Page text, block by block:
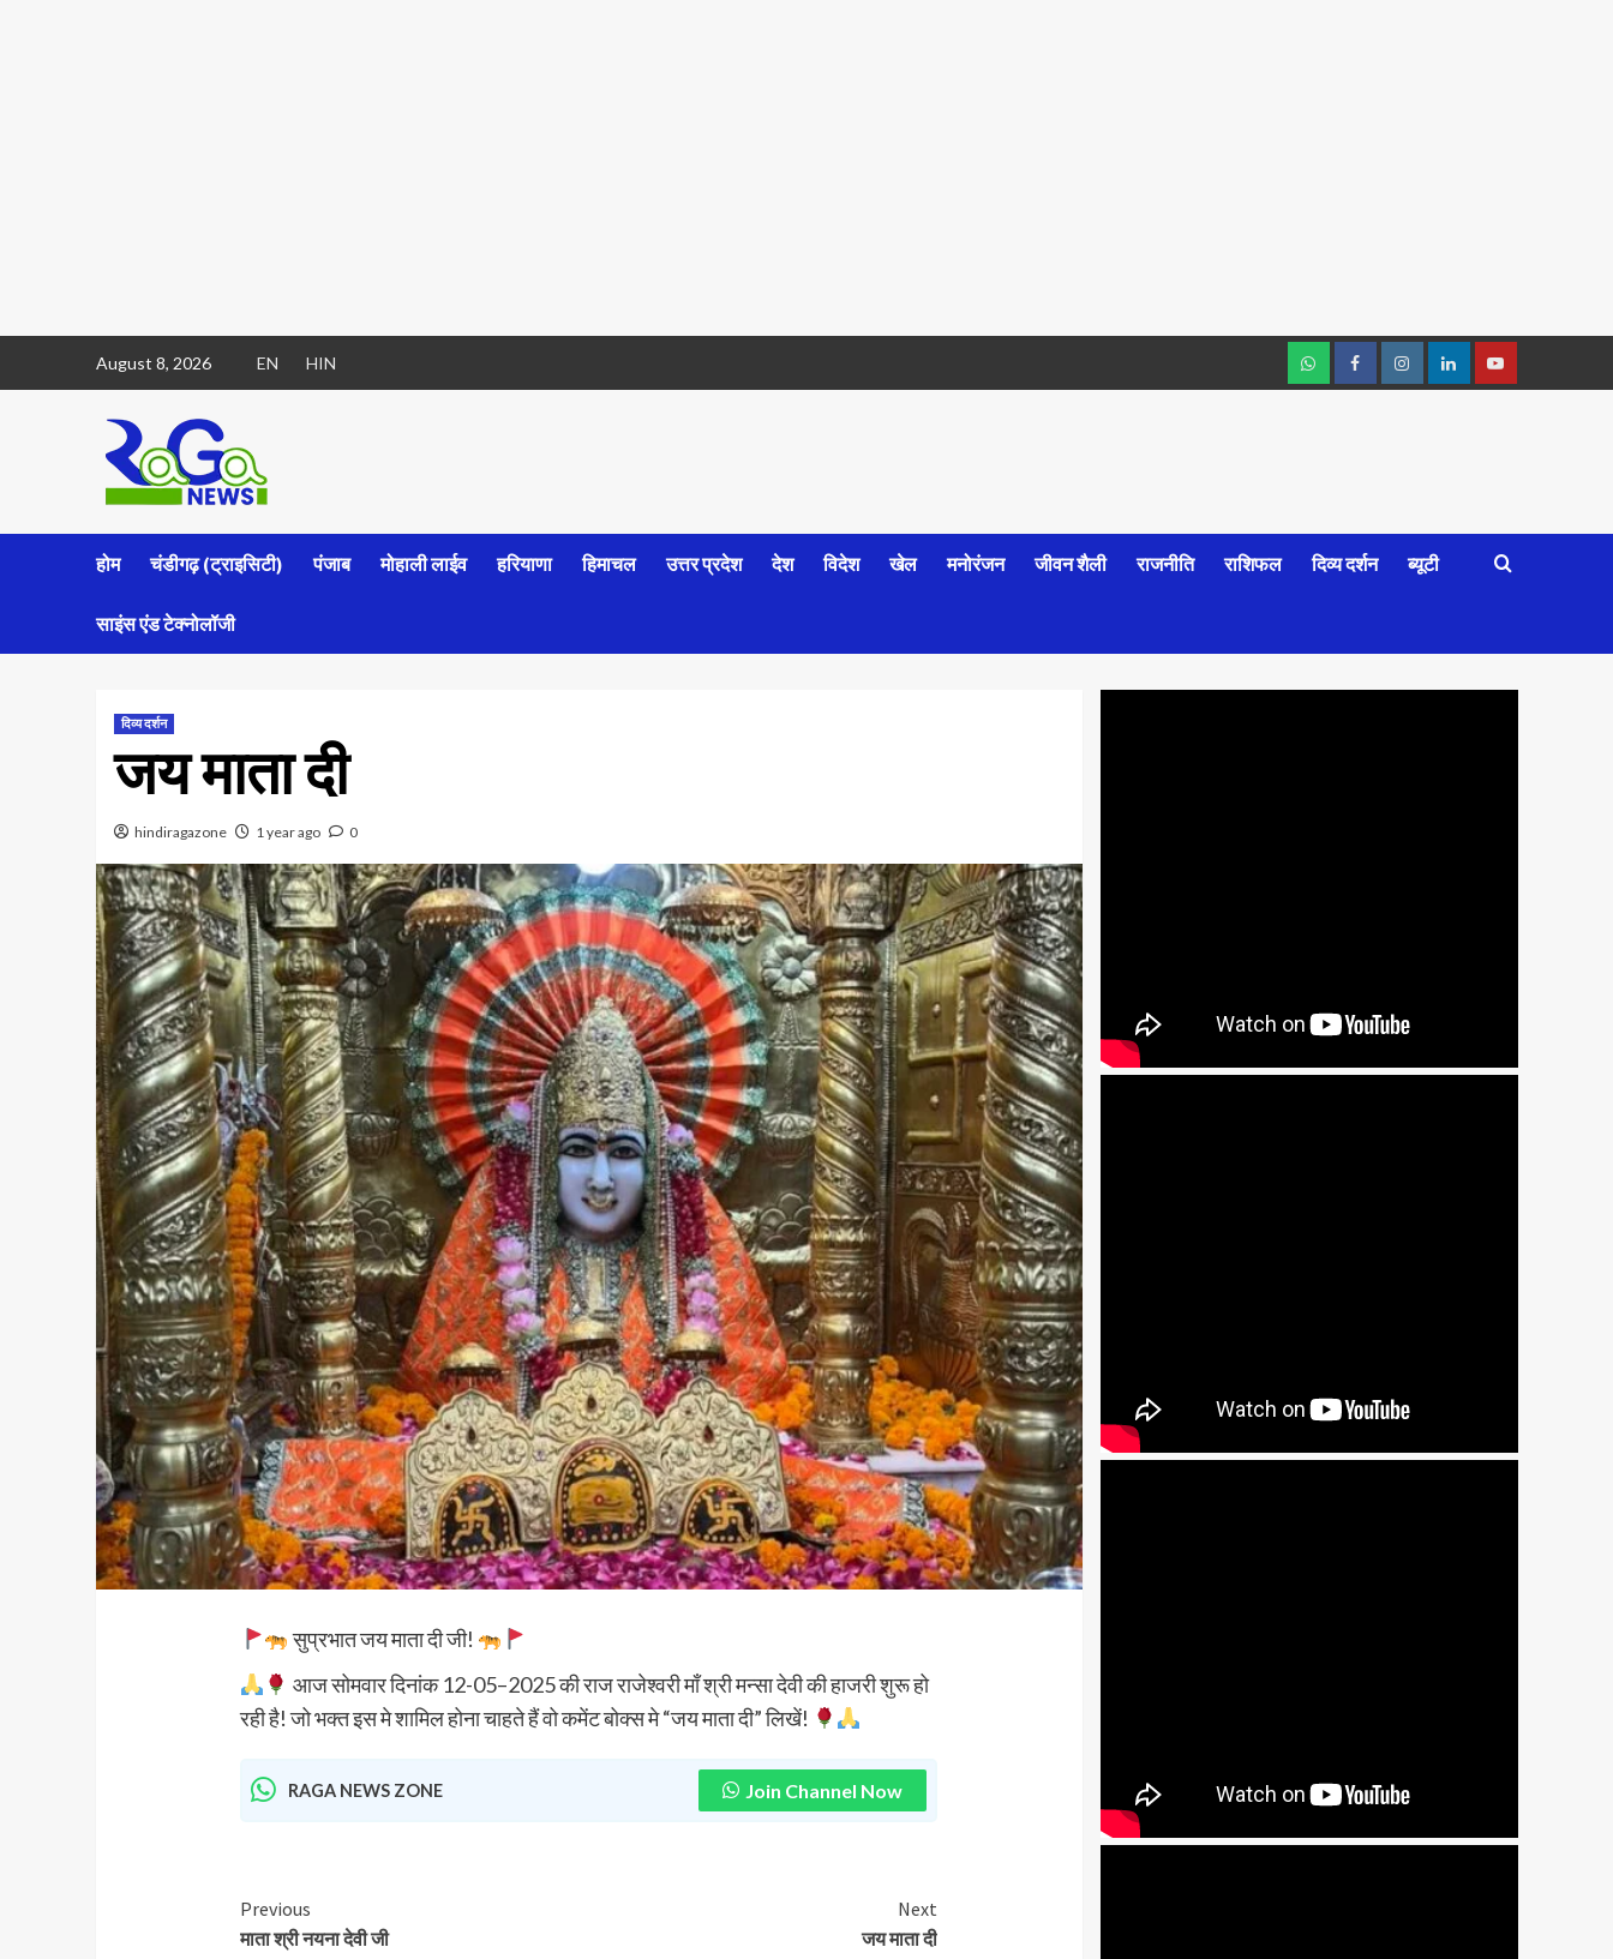
August 8, 2026 EN HIN
होम चंडीगढ़ (ट्राइसिटी) पंजाब मोहाली लाईव हरियाणा हिमाचल उत्तर प्रदेश देश विदेश खेल मनोरंजन जीवन शैली राजनीति राशिफल दिव्य दर्शन ब्यूटी
साइंस एंड टेक्नोलॉजी
दिव्य दर्शन
जय माता दी
hindiragazone 1 year ago 0
सुप्रभात जय माता दी जी!
आज सोमवार दिनांक 12-05–2025 की राज राजेश्वरी माँ श्री मन्सा देवी की हाजरी शुरू हो
रही है! जो भक्त इस मे शामिल होना चाहते हैं वो कमेंट बोक्स मे “जय माता दी” लिखें!
RAGA NEWS ZONE Join Channel Now
Previous
माता श्री नयना देवी जी
Next
जय माता दी